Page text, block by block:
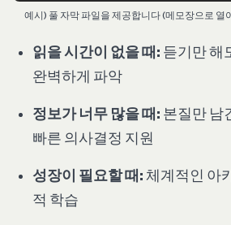
예시) 풀 자막 파일을 제공합니다 (메모장으로 열
읽을 시간이 없을 때: 듣기만 해
완벽하게 파악
정보가 너무 많을 때: 본질만 남
빠른 의사결정 지원
성장이 필요할 때: 체계적인 아
적 학습